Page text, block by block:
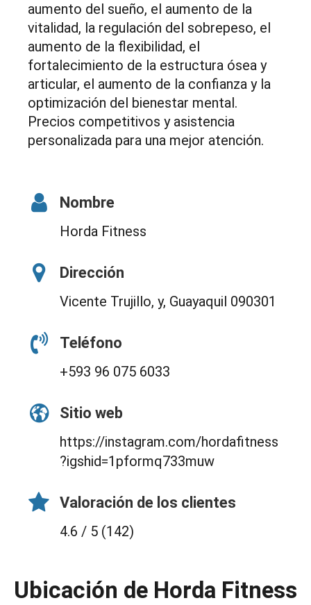
aumento del sueño, el aumento de la
vitalidad, la regulación del sobrepeso, el
aumento de la flexibilidad, el
fortalecimiento de la estructura ósea y
articular, el aumento de la confianza y la
optimización del bienestar mental.
Precios competitivos y asistencia
personalizada para una mejor atención.
Nombre
Horda Fitness
Dirección
Vicente Trujillo, y, Guayaquil 090301
Teléfono
+593 96 075 6033
Sitio web
https://instagram.com/hordafitness
?igshid=1pformq733muw
Valoración de los clientes
4.6 / 5 (142)
Ubicación de Horda Fitness